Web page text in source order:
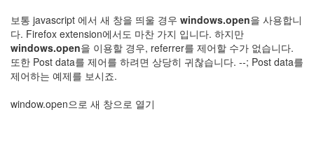
보통 javascript 에서 새 창을 띄울 경우 windows.open을 사용합니
다. Firefox extension에서도 마찬 가지 입니다. 하지만
windows.open을 이용할 경우, referrer를 제어할 수가 없습니다.
또한 Post data를 제어를 하려면 상당히 귀찮습니다. --; Post data를
제어하는 예제를 보시죠.
window.open으로 새 창으로 열기
준
L10N
iPutty
AnNyung
불